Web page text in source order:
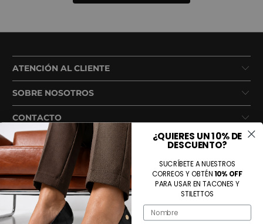
ATENCIÓN AL CLIENTE
SOBRE NOSOTROS
CONTACTO
Métodos de pago aceptados
¿QUIERES UN 10% DE
DESCUENTO?
SUCRÍBETE A NUESTROS
CORREOS Y OBTÉN10% OFF
PARA USAR EN TACONES Y
STILETTOS
Name